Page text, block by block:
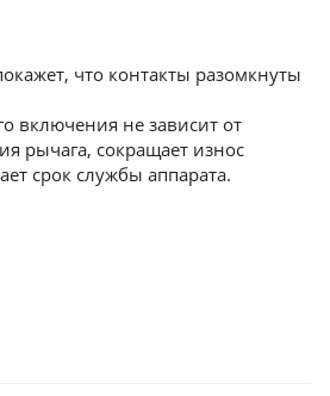
что контакты разомкнуты
включения не зависит от
рычага, сокращает износ
срок службы аппарата.